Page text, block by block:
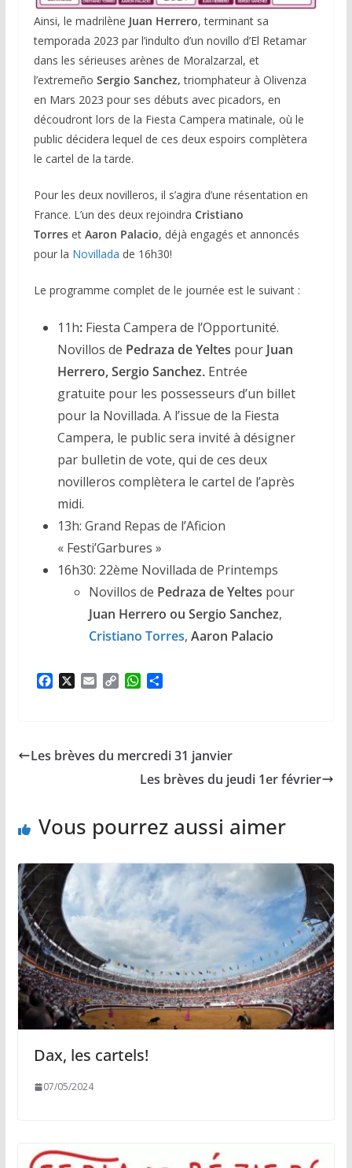
Ainsi, le madrilène Juan Herrero, terminant sa
temporada 2023 par l’indulto d’un novillo d’El Retamar
dans les sérieuses arènes de Moralzarzal, et
l’extremeño Sergio Sanchez, triomphateur à Olivenza
en Mars 2023 pour ses débuts avec picadors, en
découdront lors de la Fiesta Campera matinale, où le
public décidera lequel de ces deux espoirs complètera
le cartel de la tarde.
Pour les deux novilleros, il s’agira d’une résentation en
France. L’un des deux rejoindra Cristiano
Torreset Aaron Palacio, déjà engagés et annoncés
pour la Novillada de 16h30!
Le programme complet de le journée est le suivant :
11h: Fiesta Campera de l’Opportunité.
Novillos de Pedraza de Yeltes pour Juan
Herrero, Sergio Sanchez. Entrée
gratuite pour les possesseurs d’un billet
pour la Novillada. A l’issue de la Fiesta
Campera, le public sera invité à désigner
par bulletin de vote, qui de ces deux
novilleros complètera le cartel de l’après
midi.
13h: Grand Repas de l’Aficion
« Festi’Garbures »
16h30: 22ème Novillada de Printemps
Novillos de Pedraza de Yeltes pour
Juan Herrero ou Sergio Sanchez,
Cristiano Torres, Aaron Palacio
o
i
W
A
p
g
e
Les brèves du mercredi 31 janvier
Les brèves du jeudi 1er février
Vous pourrez aussi aimer
Dax, les cartels!
07/05/2024